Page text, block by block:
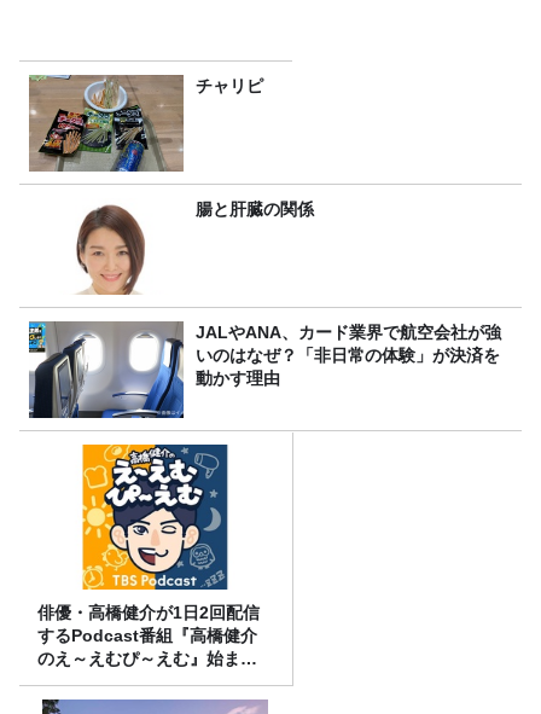
チャリピ
腸と肝臓の関係
JALやANA、カード業界で航空会社が強
いのはなぜ？「非日常の体験」が決済を
動かす理由
俳優・高橋健介が1日2回配信
するPodcast番組『高橋健介
のえ～えむぴ～えむ』始まり
ます